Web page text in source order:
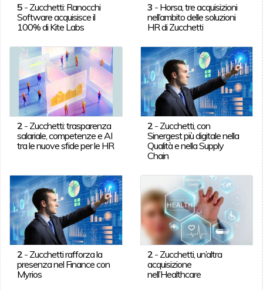
5- Zucchetti: Ranocchi
Software acquisisce il
100% di Kite Labs
3 - Horsa, tre acquisizioni
nell’ambito delle soluzioni
HR di Zucchetti
2- Zucchetti: trasparenza
salariale, competenze e AI
tra le nuove sfide per le HR
2 - Zucchetti, con
Sinergest più digitale nella
Qualità e nella Supply
Chain
2- Zucchetti rafforza la
presenza nel Finance con
Myrios
2 - Zucchetti, un’altra
acquisizione
nell’Healthcare